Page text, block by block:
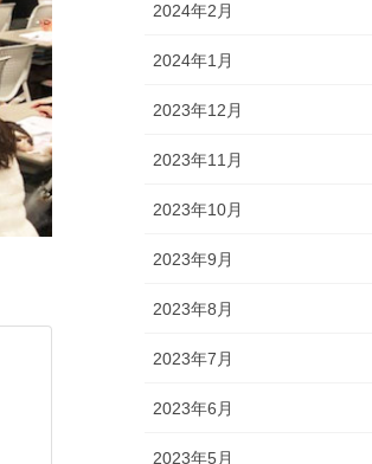
2024年2月
2024年1月
2023年12月
2023年11月
2023年10月
2023年9月
2023年8月
2023年7月
2023年6月
2023年5月